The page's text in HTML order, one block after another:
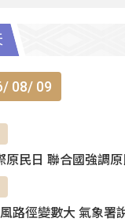
08/ 09
原民日 聯合國強調
路徑變數大 氣象署